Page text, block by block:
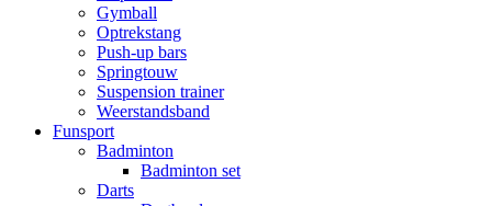
Gymball
Optrekstang
Push-up bars
Springtouw
Suspension trainer
Weerstandsband
Funsport
Badminton
Badminton set
Darts